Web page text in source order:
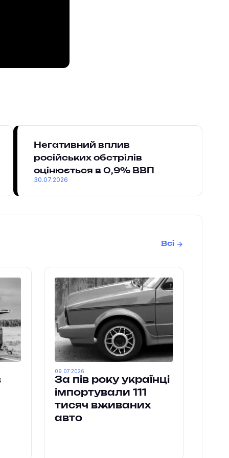
Негативний вплив
російських обстрілів
оцінюється в 0,9% ВВП
30.07.2026
Всі
За пів року українці
імпортували 111
тисяч вживаних
авто
09.07.2026